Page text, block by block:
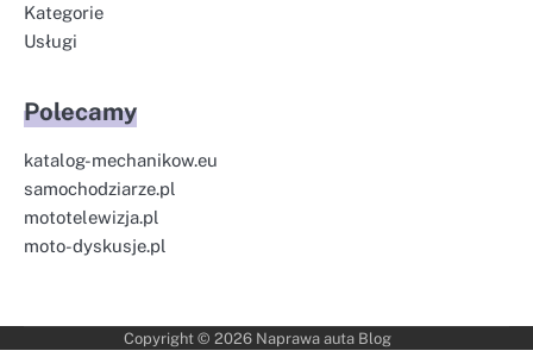
Kategorie
Usługi
Polecamy
katalog-mechanikow.eu
samochodziarze.pl
mototelewizja.pl
moto-dyskusje.pl
Copyright © 2026 Naprawa auta Blog